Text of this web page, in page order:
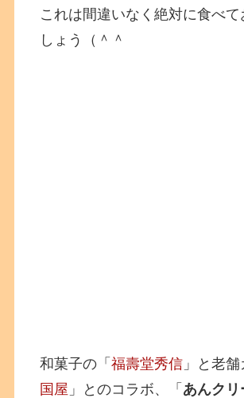
これは間違いなく絶対に食べ
しょう（＾＾
和菓子の「福壽堂秀信 」と老
国屋 」とのコラボ、「 あんクリ